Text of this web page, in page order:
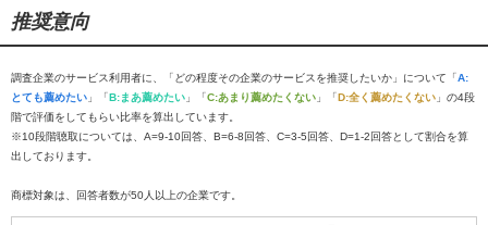
推奨意向
調査企業のサービス利用者に、「どの程度その企業のサービスを推奨したいか」について「A:
とても薦めたい 」「B:まあ薦めたい 」「C:あまり薦めたくない 」「D:全く薦めたくない 」の4段
階で評価をしてもらい比率を算出しています。
※10段階聴取については、A=9-10回答、B=6-8回答、C=3-5回答、D=1-2回答として割合を算
出しております。
商標対象は、回答者数が50人以上の企業です。